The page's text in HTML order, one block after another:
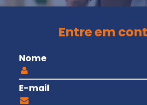
Entre em
Nome
E-mail